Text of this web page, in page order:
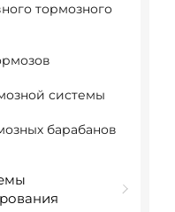
тормозного
системы
барабанов